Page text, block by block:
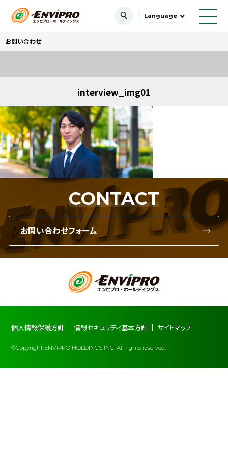
Language
お問い合わせ
interview_img01
CONTACT
お問い合わせフォーム
個人情報保護方針 情報セキュリティ基本方針 サイトマップ
©Copyright ENVIPRO HOLDINGS INC. All rights reserved.